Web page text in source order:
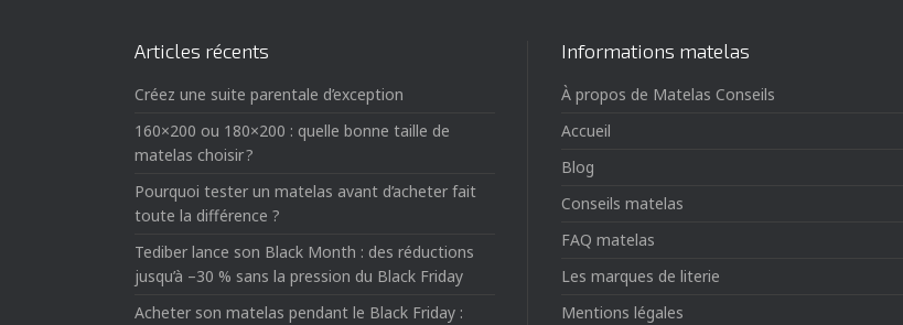
Articles récents
Créez une suite parentale d’exception
160×200 ou 180×200 : quelle bonne taille de
matelas choisir ?
Pourquoi tester un matelas avant d’acheter fait
toute la différence ?
Tediber lance son Black Month : des réductions
jusqu’à –30 % sans la pression du Black Friday
Acheter son matelas pendant le Black Friday :
Informations matelas
À propos de Matelas Conseils
Accueil
Blog
Conseils matelas
FAQ matelas
Les marques de literie
Mentions légales